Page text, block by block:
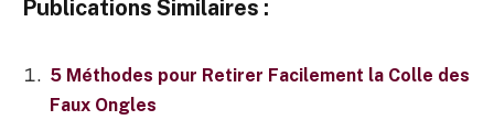
Publications Similaires :
5 Méthodes pour Retirer Facilement la Colle des
Faux Ongles